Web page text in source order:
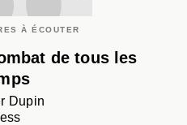
À ÉCOUTER
de tous les
Dupin